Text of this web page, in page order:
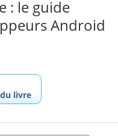
: le guide
Android
livre